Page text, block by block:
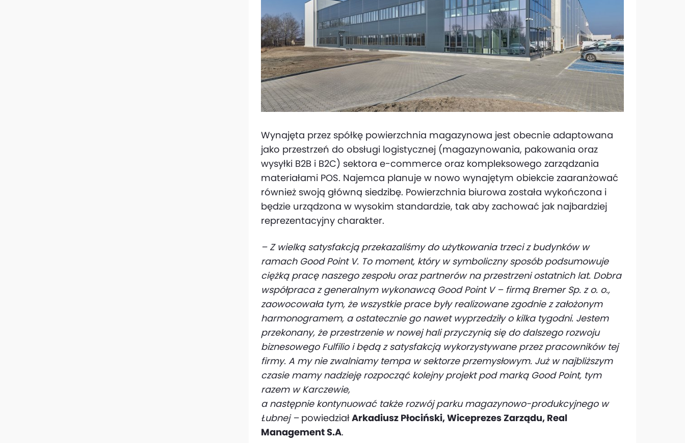
Wynajęta przez spółkę powierzchnia magazynowa jest obecnie adaptowana
jako przestrzeń do obsługi logistycznej (magazynowania, pakowania oraz
wysyłki B2B i B2C) sektora e-commerce oraz kompleksowego zarządzania
materiałami POS. Najemca planuje w nowo wynajętym obiekcie zaaranżować
również swoją główną siedzibę. Powierzchnia biurowa została wykończona i
będzie urządzona w wysokim standardzie, tak aby zachować jak najbardziej
reprezentacyjny charakter.
– Z wielką satysfakcją przekazaliśmy do użytkowania trzeci z budynków w
ramach Good Point V. To moment, który w symboliczny sposób podsumowuje
ciężką pracę naszego zespołu oraz partnerów na przestrzeni ostatnich lat. Dobra
współpraca z generalnym wykonawcą Good Point V – firmą Bremer Sp. z o. o.,
zaowocowała tym, że wszystkie prace były realizowane zgodnie z założonym
harmonogramem, a ostatecznie go nawet wyprzedziły o kilka tygodni. Jestem
przekonany, że przestrzenie w nowej hali przyczynią się do dalszego rozwoju
biznesowego Fulfilio i będą z satysfakcją wykorzystywane przez pracowników tej
firmy. A my nie zwalniamy tempa w sektorze przemysłowym. Już w najbliższym
czasie mamy nadzieję rozpocząć kolejny projekt pod marką Good Point, tym
razem w Karczewie,
a następnie kontynuować także rozwój parku magazynowo-produkcyjnego w
Łubnej – powiedziałArkadiusz Płociński, Wiceprezes Zarządu, Real
Management S.A.